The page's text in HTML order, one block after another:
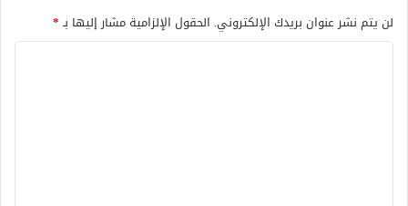
لن يتم نشر عنوان بريدك الإلكتروني. الحقول الإلزامية مشار إليها بـ*